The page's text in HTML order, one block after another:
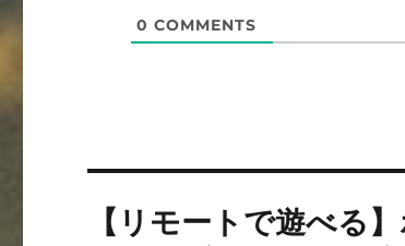
0 COMMENTS
【リモートで遊べる